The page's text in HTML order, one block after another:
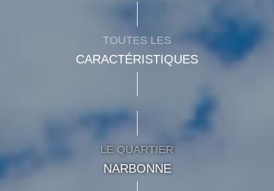
TOUTES LES
CARACTÉRISTIQUES
LE QUARTIER
NARBONNE